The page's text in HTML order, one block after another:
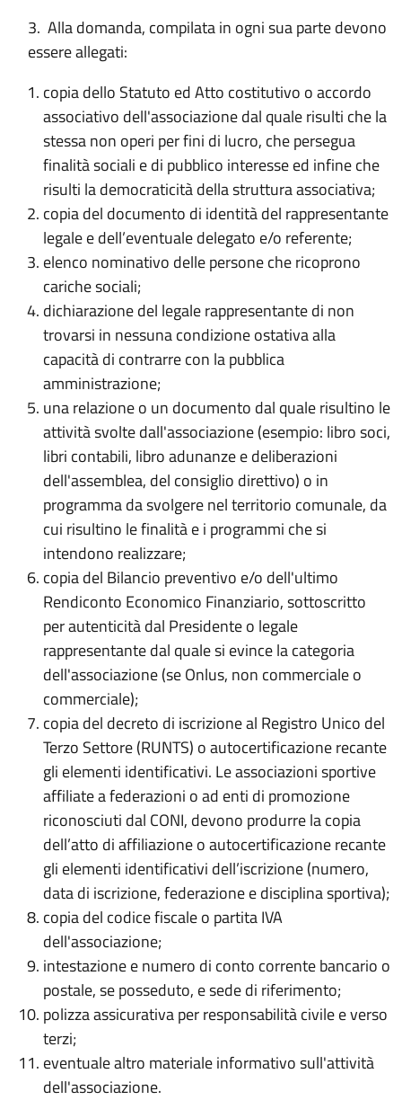
3. Alla domanda, compilata in ogni sua parte devono
essere allegati:
copia dello Statuto ed Atto costitutivo o accordo
associativo dell'associazione dal quale risulti che la
stessa non operi per fini di lucro, che persegua
finalità sociali e di pubblico interesse ed infine che
risulti la democraticità della struttura associativa;
copia del documento di identità del rappresentante
legale e dell’eventuale delegato e/o referente;
elenco nominativo delle persone che ricoprono
cariche sociali;
dichiarazione del legale rappresentante di non
trovarsi in nessuna condizione ostativa alla
capacità di contrarre con la pubblica
amministrazione;
una relazione o un documento dal quale risultino le
attività svolte dall'associazione (esempio: libro soci,
libri contabili, libro adunanze e deliberazioni
dell'assemblea, del consiglio direttivo) o in
programma da svolgere nel territorio comunale, da
cui risultino le finalità e i programmi che si
intendono realizzare;
copia del Bilancio preventivo e/o dell'ultimo
Rendiconto Economico Finanziario, sottoscritto
per autenticità dal Presidente o legale
rappresentante dal quale si evince la categoria
dell'associazione (se Onlus, non commerciale o
commerciale);
copia del decreto di iscrizione al Registro Unico del
Terzo Settore (RUNTS) o autocertificazione recante
gli elementi identificativi. Le associazioni sportive
affiliate a federazioni o ad enti di promozione
riconosciuti dal CONI, devono produrre la copia
dell’atto di affiliazione o autocertificazione recante
gli elementi identificativi dell’iscrizione (numero,
data di iscrizione, federazione e disciplina sportiva);
copia del codice fiscale o partita IVA
dell'associazione;
intestazione e numero di conto corrente bancario o
postale, se posseduto, e sede di riferimento;
polizza assicurativa per responsabilità civile e verso
terzi;
eventuale altro materiale informativo sull'attività
dell'associazione.